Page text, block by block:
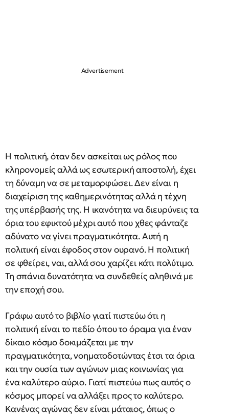
Η πολιτική, όταν δεν ασκείται ως ρόλος που
κληρονομείς αλλά ως εσωτερική αποστολή, έχει
τη δύναμη να σε μεταμορφώσει. Δεν είναι η
διαχείριση της καθημερινότητας αλλά η τέχνη
της υπέρβασής της. Η ικανότητα να διευρύνεις τα
όρια του εφικτού μέχρι αυτό που χθες φάνταζε
αδύνατο να γίνει πραγματικότητα. Αυτή η
πολιτική είναι έφοδος στον ουρανό. Η πολιτική
σε φθείρει, ναι, αλλά σου χαρίζει κάτι πολύτιμο.
Τη σπάνια δυνατότητα να συνδεθείς αληθινά με
την εποχή σου.
Γράφω αυτό το βιβλίο γιατί πιστεύω ότι η
πολιτική είναι το πεδίο όπου το όραμα για έναν
δίκαιο κόσμο δοκιμάζεται με την
πραγματικότητα, νοηματοδοτώντας έτσι τα όρια
και την ουσία των αγώνων μιας κοινωνίας για
ένα καλύτερο αύριο. Γιατί πιστεύω πως αυτός ο
κόσμος μπορεί να αλλάξει προς το καλύτερο.
Κανένας αγώνας δεν είναι μάταιος, όπως ο